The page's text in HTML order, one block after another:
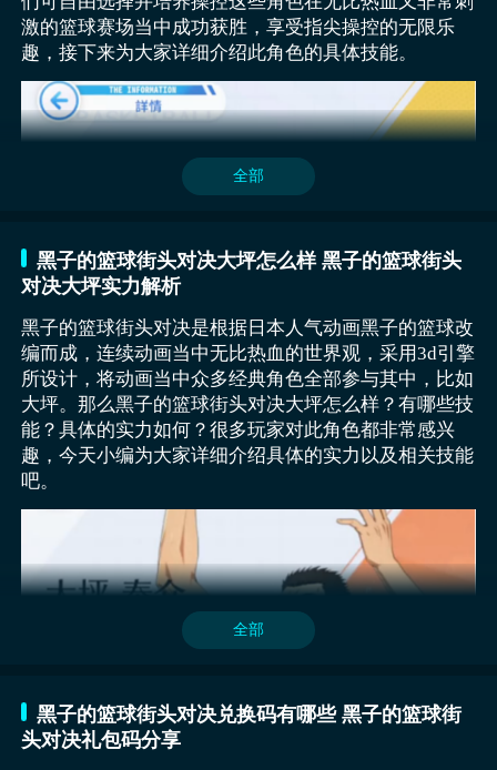
以上就是黑子的篮球街头对决开服时间介绍的内容了。
与传球的细节，每个环节都能带给玩家无穷的乐趣。如
果你热爱篮球，热爱动漫，或者只是想要体验一场与朋
友一起的激情比赛，黑子的篮球街头对决将是你不容错
过的选择。
土田聪史：这位容易被低估的C型球员实则是平民阵容
的隐形守护球员，其钢铁防线技能可在篮下形成禁飞
轻松完成二次进攻，更关键的是，土田的潜能升级材料
壁的防守体系，又能通过挡拆配合创造外线投篮空间，
堪称性价比之王。
伊月俊：定位为全能控卫的伊月俊拥有独特的鹫眼全场
视野技能，持球时可透视对手防守漏洞并提升全队10%
移动速度，其声东击西传球机制能让接球者获得0.5秒
期使用，在天梯赛中，搭配水户部凛之助的勾手射篮可
形成内外结合的进攻体系，通过灵活传导球不断压缩对
加完善。平台提供七日无忧售后服务机制，在用户收到
账号后如遇登录问题、绑定异常、或所购信息与描述不
符等情况，可第一时间申请售后介入处理。这一机制有
效提升了平台的专业公信力，也降低了玩家在交易过程
中的心理压力。不仅如此，客服响应机制在业内也是较
为迅捷，平台设有专属人工客服通道，全天时段提供协
助，真正做到有问题即解决，为用户提供良好的使用体
验，在交易安全感方面明显优于部分非正规渠道。
够瞬间止步快速急停，并不会对具体的奔跑情况造成任
何严重的影响，同时也能极速出手，轻松完成投篮。二
技能名字叫做火葬封锁，有这样的名称也意味着具有相
当独特的投篮技能，就像是烈火一般轻松跳起，并对对
手进行强烈封锁，在对手投篮的过程当中，使用该技能
快速阻止，给队友带来更加独特的对战环境，创造有利
三技能为石火瞬突，能够快速完成突破，尤其是与对手
距离较近的情况下，轻松与对手之间快速拉开距离，持
球进攻的过程当中，使用此技能有着极大的用途，有机
会主导战场节奏，甚至也有机会快速扭转乾坤。四技能
名字叫做火踏劈扣，该角色在二次运球的状态下，能够
快速向前，蓄力跳起，在弹跳的过程当中，在空中快速
滑翔并轻松完成灌篮。
激的篮球赛场当中成功获胜，享受指尖操控的无限乐
趣，接下来为大家详细介绍此角色的具体技能。
黄濑作为游戏当中比较热门的球员之一，接触篮球的时
间比较短，成长的过程非常迅速，拥有着非常不错的学
习能力，可以轻松学习他人的招式，是最终在篮球赛场
当中发挥着重要的作用以及特色表现。必杀技能作为模
仿，可在对手面前使用。在战场当中任意持球类基础进
攻招式可直接模仿，再次重现对手的特色技能，对于敌
方关键技能模仿，有机会成功逆转战局，并掌握整个战
全部
黑子的篮球街头对决大坪怎么样 黑子的篮球街头
对决大坪实力解析
黑子的篮球街头对决是根据日本人气动画黑子的篮球改
编而成，连续动画当中无比热血的世界观，采用3d引擎
所设计，将动画当中众多经典角色全部参与其中，比如
大坪。那么黑子的篮球街头对决大坪怎么样？有哪些技
能？具体的实力如何？很多玩家对此角色都非常感兴
趣，今天小编为大家详细介绍具体的实力以及相关技能
吧。
全部
黑子的篮球街头对决兑换码有哪些 黑子的篮球街
头对决礼包码分享